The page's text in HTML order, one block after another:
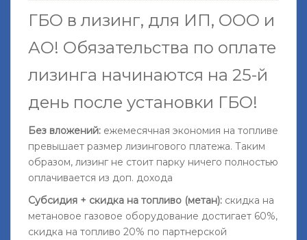
ГБО в лизинг, для ИП, ООО и
АО! Обязательства по оплате
лизинга начинаются на 25-й
день после установки ГБО!
Без вложений: ежемесячная экономия на топливе
превышает размер лизингового платежа. Таким
образом, лизинг не стоит парку ничего полностью
оплачивается из доп. дохода
Субсидия + скидка на топливо (метан): скидка на
метановое газовое оборудование достигает 60%,
скидка на топливо 20% по партнерской